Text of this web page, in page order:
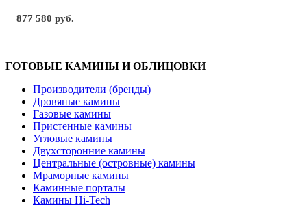
877 580 руб.
ГОТОВЫЕ КАМИНЫ И ОБЛИЦОВКИ
Производители (бренды)
Дровяные камины
Газовые камины
Пристенные камины
Угловые камины
Двухсторонние камины
Центральные (островные) камины
Мраморные камины
Каминные порталы
Камины Hi-Tech